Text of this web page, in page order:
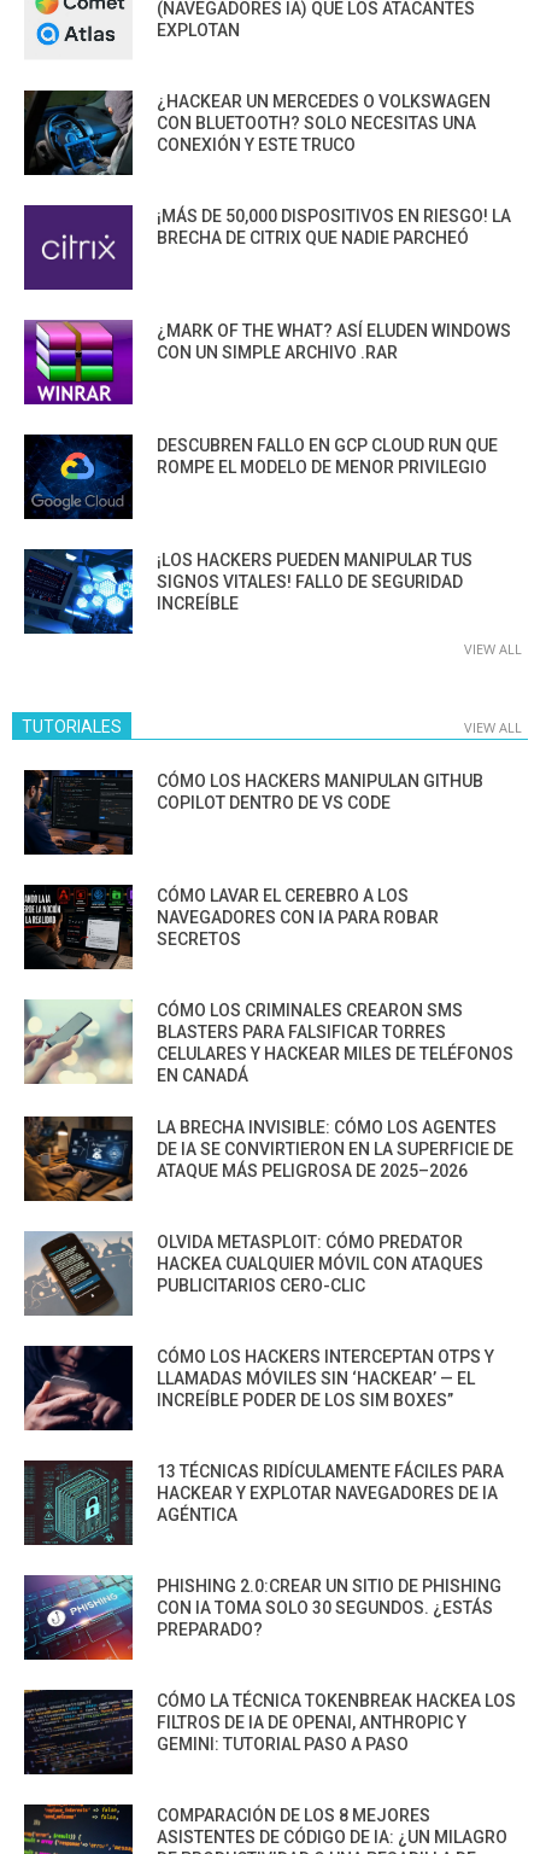
(NAVEGADORES IA) QUE LOS ATACANTES
EXPLOTAN
¿HACKEAR UN MERCEDES O VOLKSWAGEN
CON BLUETOOTH? SOLO NECESITAS UNA
CONEXIÓN Y ESTE TRUCO
¡MÁS DE 50,000 DISPOSITIVOS EN RIESGO! LA
BRECHA DE CITRIX QUE NADIE PARCHEÓ
¿MARK OF THE WHAT? ASÍ ELUDEN WINDOWS
CON UN SIMPLE ARCHIVO .RAR
DESCUBREN FALLO EN GCP CLOUD RUN QUE
ROMPE EL MODELO DE MENOR PRIVILEGIO
¡LOS HACKERS PUEDEN MANIPULAR TUS
SIGNOS VITALES! FALLO DE SEGURIDAD
INCREÍBLE
VIEW ALL
TUTORIALES VIEW ALL
CÓMO LOS HACKERS MANIPULAN GITHUB
COPILOT DENTRO DE VS CODE
CÓMO LAVAR EL CEREBRO A LOS
NAVEGADORES CON IA PARA ROBAR
SECRETOS
CÓMO LOS CRIMINALES CREARON SMS
BLASTERS PARA FALSIFICAR TORRES
CELULARES Y HACKEAR MILES DE TELÉFONOS
EN CANADÁ
LA BRECHA INVISIBLE: CÓMO LOS AGENTES
DE IA SE CONVIRTIERON EN LA SUPERFICIE DE
ATAQUE MÁS PELIGROSA DE 2025–2026
OLVIDA METASPLOIT: CÓMO PREDATOR
HACKEA CUALQUIER MÓVIL CON ATAQUES
PUBLICITARIOS CERO-CLIC
CÓMO LOS HACKERS INTERCEPTAN OTPS Y
LLAMADAS MÓVILES SIN ‘HACKEAR’ — EL
INCREÍBLE PODER DE LOS SIM BOXES”
13 TÉCNICAS RIDÍCULAMENTE FÁCILES PARA
HACKEAR Y EXPLOTAR NAVEGADORES DE IA
AGÉNTICA
PHISHING 2.0:CREAR UN SITIO DE PHISHING
CON IA TOMA SOLO 30 SEGUNDOS. ¿ESTÁS
PREPARADO?
CÓMO LA TÉCNICA TOKENBREAK HACKEA LOS
FILTROS DE IA DE OPENAI, ANTHROPIC Y
GEMINI: TUTORIAL PASO A PASO
COMPARACIÓN DE LOS 8 MEJORES
ASISTENTES DE CÓDIGO DE IA: ¿UN MILAGRO